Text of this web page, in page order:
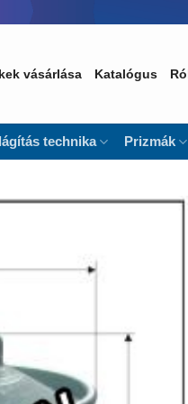
vásárlása Katalógus
technika Prizmák